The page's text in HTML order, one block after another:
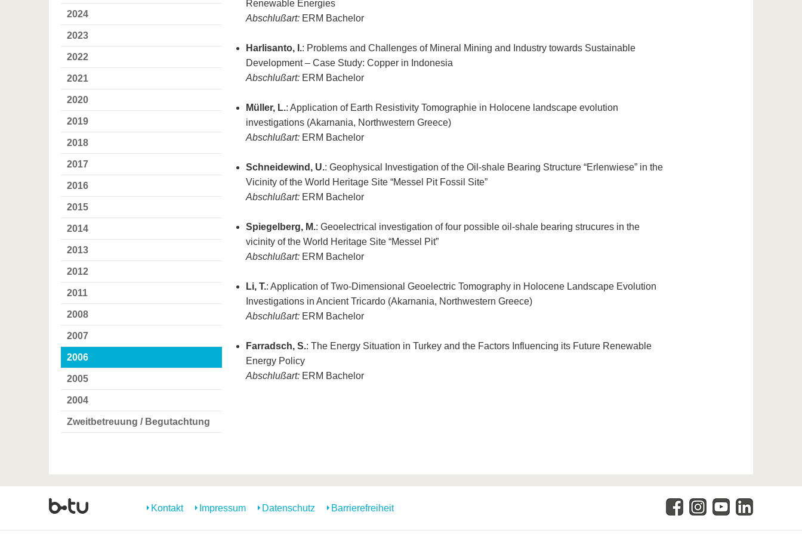
2024
2023
2022
2021
2020
2019
2018
2017
2016
2015
2014
2013
2012
2011
2008
2007
2006
2005
2004
Zweitbetreuung / Begutachtung
Renewable Energies
Abschlußart: ERM Bachelor
Harlisanto, I.: Problems and Challenges of Mineral Mining and Industry towards Sustainable
Development – Case Study: Copper in Indonesia
Abschlußart: ERM Bachelor
Müller, L.: Application of Earth Resistivity Tomographie in Holocene landscape evolution
investigations (Akarnania, Northwestern Greece)
Abschlußart: ERM Bachelor
Schneidewind, U.: Geophysical Investigation of the Oil-shale Bearing Structure “Erlenwiese” in the
Vicinity of the World Heritage Site “Messel Pit Fossil Site”
Abschlußart: ERM Bachelor
Spiegelberg, M.: Geoelectrical investigation of four possible oil-shale bearing strucures in the
vicinity of the World Heritage Site “Messel Pit”
Abschlußart: ERM Bachelor
Li, T.: Application of Two-Dimensional Geoelectric Tomography in Holocene Landscape Evolution
Investigations in Ancient Tricardo (Akarnania, Northwestern Greece)
Abschlußart: ERM Bachelor
Farradsch, S.: The Energy Situation in Turkey and the Factors Influencing its Future Renewable
Energy Policy
Abschlußart: ERM Bachelor
Kontakt Impressum Datenschutz Barrierefreiheit